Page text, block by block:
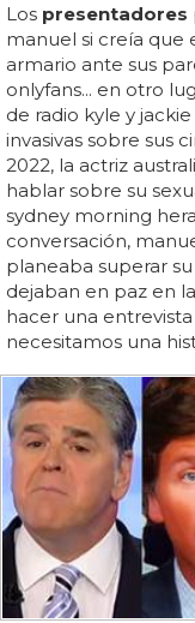
Los presentadores
manuel si creía que
armario ante sus
onlyfans... en otro
de radio kyle y
invasivas sobre sus
2022, la actriz
hablar sobre su
sydney morning
conversación,
planeaba superar
dejaban en paz en
hacer una
necesitamos una